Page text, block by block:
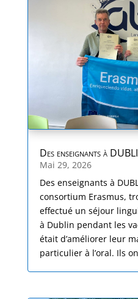
Des enseignants à
Mai 29, 2026
Des enseignants à
consortium Erasmus,
effectué un séjour
à Dublin pendant les
était d’améliorer leur
particulier à l’oral. Ils